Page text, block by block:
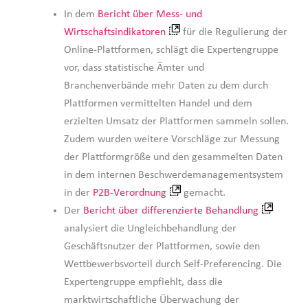
In dem Bericht über Mess- und
Wirtschaftsindikatoren
für die Regulierung der
Online-Plattformen, schlägt die Expertengruppe
vor, dass statistische Ämter und
Branchenverbände mehr Daten zu dem durch
Plattformen vermittelten Handel und dem
erzielten Umsatz der Plattformen sammeln sollen.
Zudem wurden weitere Vorschläge zur Messung
der Plattformgröße und den gesammelten Daten
in dem internen Beschwerdemanagementsystem
in der P2B-Verordnung
gemacht.
Der Bericht über differenzierte Behandlung
analysiert die Ungleichbehandlung der
Geschäftsnutzer der Plattformen, sowie den
Wettbewerbsvorteil durch Self-Preferencing. Die
Expertengruppe empfiehlt, dass die
marktwirtschaftliche Überwachung der